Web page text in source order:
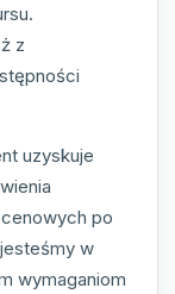
z
uzyskuje
po
w
wymaganiom